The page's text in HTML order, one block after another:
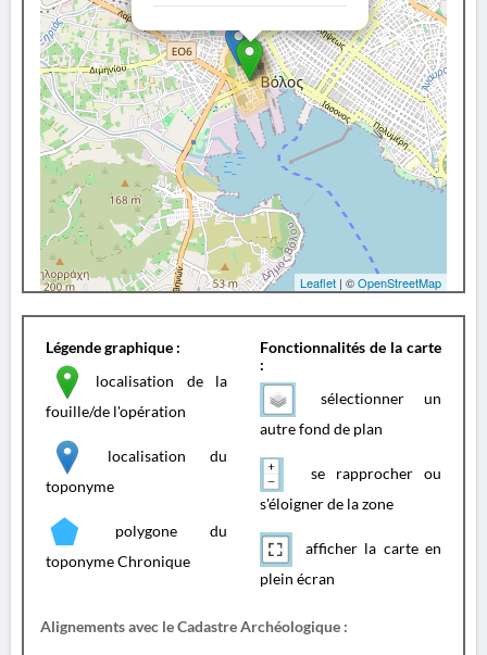
Leaflet | ©OpenStreetMap
Légende graphique :
localisation de la
fouille/de l'opération
localisation du
toponyme
polygone du
toponyme Chronique
Fonctionnalités de la carte
:
sélectionner un
autre fond de plan
se rapprocher ou
s'éloigner de la zone
afficher la carte en
plein écran
Alignements avec le Cadastre Archéologique :